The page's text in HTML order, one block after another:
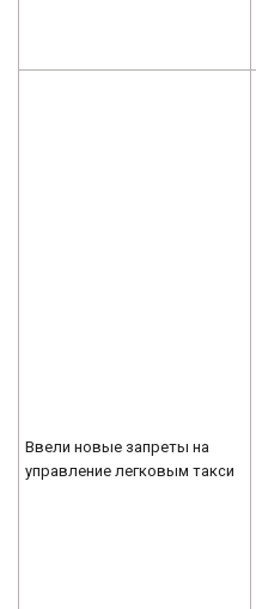
Ввели новые запреты на
управление легковым такси